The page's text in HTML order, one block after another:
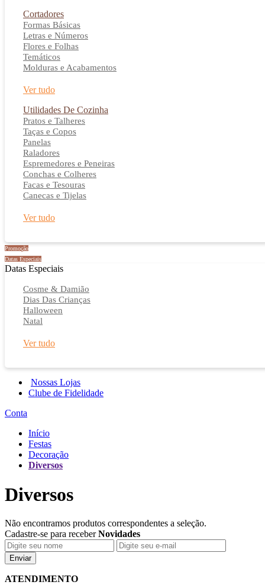
Cortadores
Formas Básicas
Letras e Números
Flores e Folhas
Temáticos
Molduras e Acabamentos
Ver tudo
Utilidades De Cozinha
Pratos e Talheres
Taças e Copos
Panelas
Raladores
Espremedores e Peneiras
Conchas e Colheres
Facas e Tesouras
Canecas e Tijelas
Ver tudo
Promoção
Datas Especiais
Datas Especiais
Cosme & Damião
Dias Das Crianças
Halloween
Natal
Ver tudo
Nossas Lojas
Clube de Fidelidade
Conta
Início
Festas
Decoração
Diversos
Diversos
Não encontramos produtos correspondentes a seleção.
Cadastre-se para receberNovidades
Enviar
ATENDIMENTO